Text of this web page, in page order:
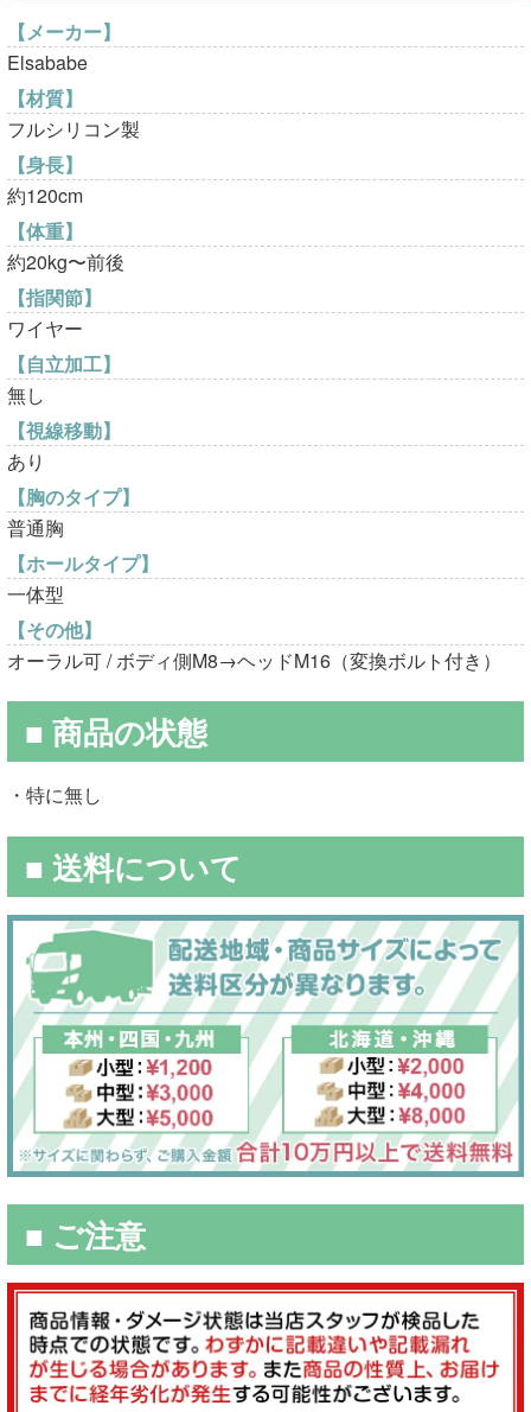
し
た。
【メーカー】
Elsababe
【材質】
フルシリコン製
【身長】
約120cm
【体重】
約20kg〜前後
【指関節】
ワイヤー
【自立加工】
無し
【視線移動】
あり
【胸のタイプ】
普通胸
【ホールタイプ】
一体型
【その他】
オーラル可 / ボディ側M8→ヘッドM16（変換ボルト付き）
■ 商品の状態
・特に無し
■ 送料について
■ ご注意